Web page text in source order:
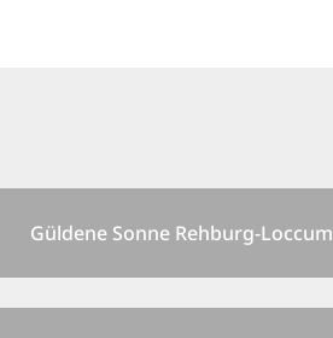
Güldene Sonne Rehburg-Loccum